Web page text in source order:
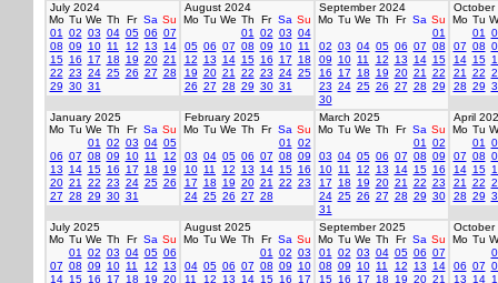
July 2024
Mo Tu We Th Fr Sa Su
01
02 03 04 05 06 07
08 09 10 11 12 13
14
15 16 17 18 19 20 21
22 23 24 25 26 27 28
29 30 31
August 2024
Mo Tu We Th Fr Sa Su
01
02 03 04
05 06 07 08 09 10 11
12
13 14 15 16 17
18
19 20 21 22 23 24 25
26 27 28 29 30 31
September 2024
Mo Tu We Th Fr Sa Su
01
02 03 04 05 06 07 08
09
10 11 12 13 14 15
16
17 18 19 20 21
22
23 24 25 26 27 28 29
30
October
Mo Tu
01
07 08
14 15
21
22
28 29
January 2025
Mo Tu We Th Fr Sa Su
01
02 03 04 05
06 07 08 09 10 11
12
13
14 15 16 17 18
19
20 21 22 23 24 25 26
27 28 29 30 31
February 2025
Mo Tu We Th Fr Sa Su
01
02
03 04 05 06 07 08 09
10 11 12 13 14 15 16
17
18 19 20 21 22 23
24 25 26 27 28
March 2025
Mo Tu We Th Fr Sa Su
01
02
03 04 05 06 07 08 09
10 11 12 13 14 15 16
17
18 19 20 21 22 23
24 25 26 27 28 29 30
31
April
Mo Tu
01
07 08
14 15
21
22
28 29
July 2025
Mo Tu We Th Fr Sa Su
01
02 03 04 05 06
07 08 09 10 11 12
13
14 15 16 17 18 19 20
August 2025
Mo Tu We Th Fr Sa Su
01
02 03
04 05 06 07 08 09
10
11
12 13 14 15 16 17
September 2025
Mo Tu We Th Fr Sa Su
01
02 03 04 05 06 07
08 09 10 11 12 13
14
15 16 17 18 19 20 21
October
Mo Tu
06 07
13
14